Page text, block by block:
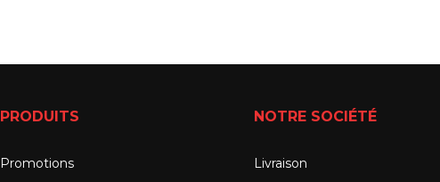
PRODUITS
Promotions
NOTRE SOCIÉTÉ
Livraison